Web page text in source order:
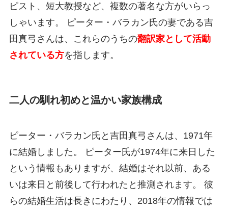
ピスト、短大教授など、複数の著名な方がいらっ
しゃいます。 ピーター・バラカン氏の妻である吉
田真弓さんは、これらのうちの翻訳家として活動
されている方を指します。
二人の馴れ初めと温かい家族構成
ピーター・バラカン氏と吉田真弓さんは、1971年
に結婚しました。 ピーター氏が1974年に来日した
という情報もありますが、結婚はそれ以前、ある
いは来日と前後して行われたと推測されます。 彼
らの結婚生活は長きにわたり、2018年の情報では